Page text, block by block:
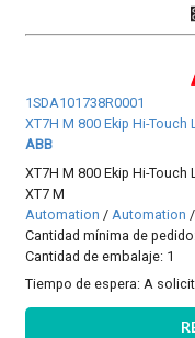
1SDA101738R0001
XT7H M 800 Ekip Hi-Touch
ABB
XT7H M 800 Ekip Hi-
XT7 M
Automation / Automation /
Cantidad mínima de
Cantidad de embalaje: 1
Tiempo de espera: A